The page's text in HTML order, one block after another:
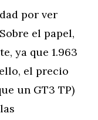
por ver
el papel,
ya que 1.963
el precio
un GT3 TP)